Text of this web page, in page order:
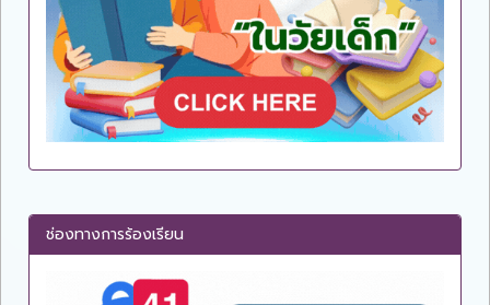
ช่องทางการร้องเรียน